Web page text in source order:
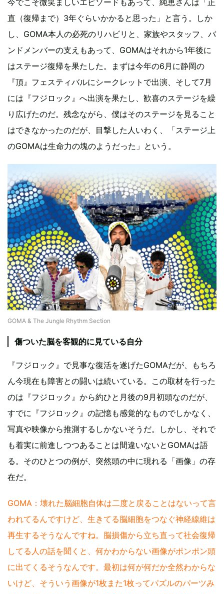
直（復帰まで）3年ぐらいかかると思った」と言う。しか
し、GOMA本人の必死のリハビリと、家族やスタッフ、バ
ンドメンバーの支えもあって、GOMAはそれから1年後に
はステージ復帰を果たした。まずは今年の6月に静岡の
『頂』フェスティバルにシークレットで出演、そして7月
には『フジロック』へ出演を果たし、歓喜のステージを繰
り広げたのだ。残念ながら、僕はそのステージを見ること
はできなかったのだが、目撃した人いわく、「ステージ上
のGOMAは生命力の塊のようだった」という。
GOMA & The Jungle Rhythm Section
傷ついた脳を客観的に見ている自分
『フジロック』で見事な復活を遂げたGOMAだが、もちろ
ん今現在も障害との闘いは続いている。この取材を行った
のは『フジロック』から約ひと月後の9月初頭なのだが、
すでに『フジロック』の記憶も感覚的なものでしかなく、
写真や映像から推測するしかないそうだ。しかし、それで
も着実に前進しつつあることは間違いないとGOMAは語
る。そのひとつの例が、突然頭の中に現れる「画像」の存
在だ。
GOMA：壊れた脳細胞自体は二度と戻ることはないって言
われてるんですけど、生きてる脳細胞をつなぐ神経線維は
再生するそうなんですね。脳損傷から立ち直って社会復帰
してる人の話を聞くと、何かわからない画像がポンポン頭
に出てくるそうなんです。最初は何が何だか全然わからな
いけど、そういう画像が1枚また1枚ってパズルのパーツみ